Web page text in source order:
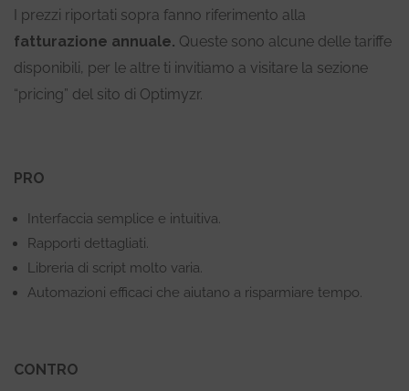
I prezzi riportati sopra fanno riferimento alla
fatturazione annuale. Queste sono alcune delle tariffe
disponibili, per le altre ti invitiamo a visitare la sezione
“pricing” del sito di Optimyzr.
PRO
Interfaccia semplice e intuitiva.
Rapporti dettagliati.
Libreria di script molto varia.
Automazioni efficaci che aiutano a risparmiare tempo.
CONTRO